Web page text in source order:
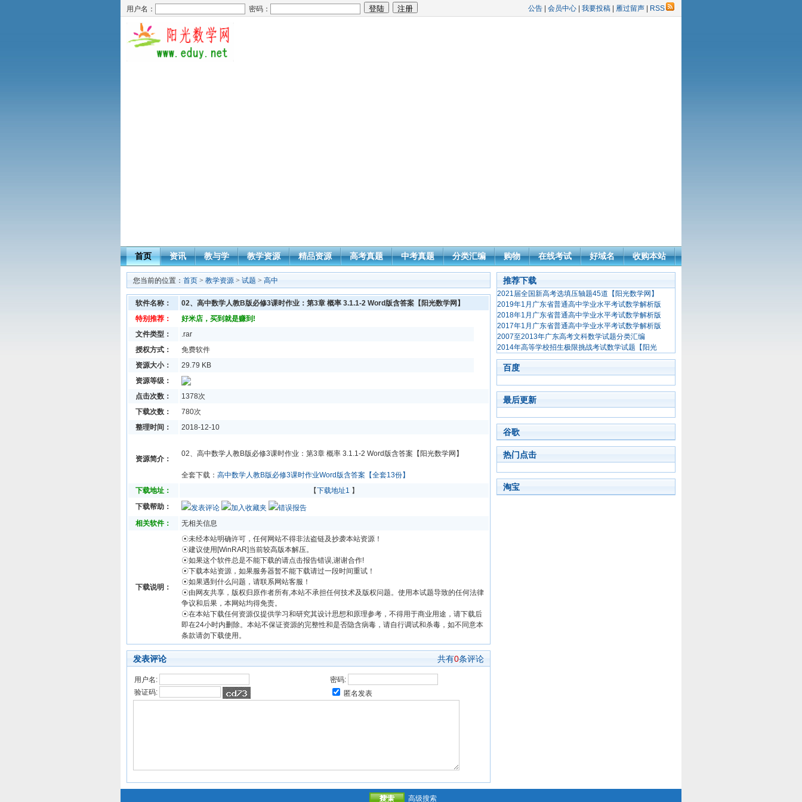
用户名： 密码： 公告 会员中心 我要投稿 雁过留声 RSS
首页 资讯 教与学 教学资源 精品资源 高考真题 中考真题 分类汇编 购物 在线考试 好域名 收购本站
您当前的位置： 首页 > 教学资源 > 试题 > 高中
软件名称：
02、高中数学人教B版必修3课时作业：第3章 概率 3.1.1-2 Word版含答案【阳光数学网】
特别推荐：
好米店，买到就是赚到!
文件类型：
.rar
授权方式：
免费软件
资源大小：
29.79 KB
资源等级：
点击次数：
1378次
下载次数：
780次
整理时间：
2018-12-10
资源简介：
02、高中数学人教B版必修3课时作业：第3章 概率 3.1.1-2 Word版含答案【阳光数学网】
全套下载： 高中数学人教B版必修3课时作业Word版含答案【全套13份】
下载地址：
【下载地址1 】
下载帮助：
发表评论 加入收藏夹
错误报告
相关软件：
无相关信息
下载说明：
☉未经本站明确许可，任何网站不得非法盗链及抄袭本站资源！
☉建议使用[WinRAR]当前较高版本解压。
☉如果这个软件总是不能下载的请点击报告错误,谢谢合作!
☉下载本站资源，如果服务器暂不能下载请过一段时间重试！
☉如果遇到什么问题，请联系网站客服！
☉由网友共享，版权归原作者所有,本站不承担任何技术及版权问题。使用本试题导致的任何法律
争议和后果，本网站均得免责。
☉在本站下载任何资源仅提供学习和研究其设计思想和原理参考，不得用于商业用途，请下载后
即在24小时内删除。本站不保证资源的完整性和是否隐含病毒，请自行调试和杀毒，如不同意本
条款请勿下载使用。
发表评论 共有0条评论
用户名:
密码:
验证码:
匿名发表
推荐下载
2021届全国新高考选填压轴题45道【阳光数学网】
2019年1月广东省普通高中学业水平考试数学解析版
2018年1月广东省普通高中学业水平考试数学解析版
2017年1月广东省普通高中学业水平考试数学解析版
2007至2013年广东高考文科数学试题分类汇编
2014年高等学校招生极限挑战考试数学试题【阳光
百度
最后更新
谷歌
热门点击
淘宝
高级搜索